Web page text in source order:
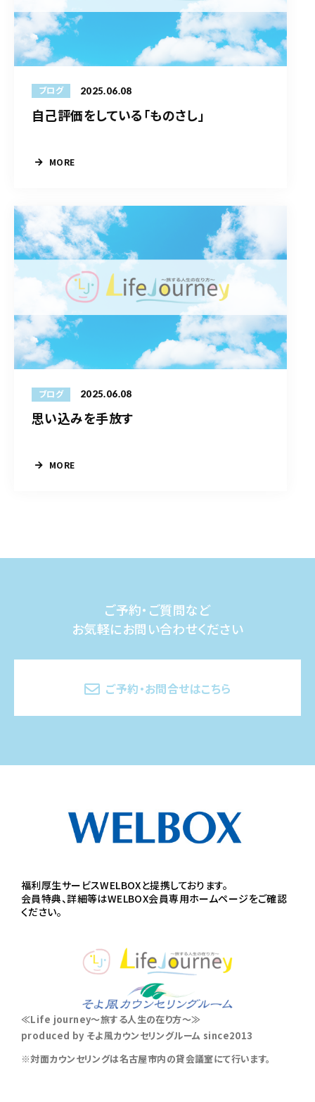
ブログ 2025.06.08
自己評価をしている「ものさし」
MORE
ブログ 2025.06.08
思い込みを手放す
MORE
ご予約・ご質問など
お気軽にお問い合わせください
ご予約・お問合せはこちら
福利厚生サービスWELBOXと提携しております。
会員特典、詳細等はWELBOX会員専用ホームページをご確認
ください。
≪Life journey～旅する人生の在り方～≫
produced by そよ風カウンセリングルーム since2013
※対面カウンセリングは名古屋市内の貸会議室にて行います。